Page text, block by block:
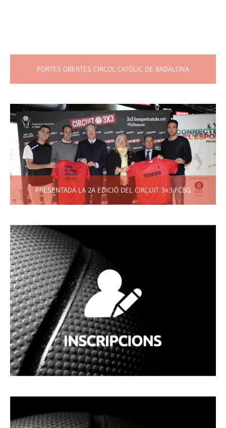
PORTES OBERTES CIRCOL CATÒLIC DE BADALONA
PRESENTADA LA 2A EDICIÓ DEL CIRCUIT 3×3 FCBQ